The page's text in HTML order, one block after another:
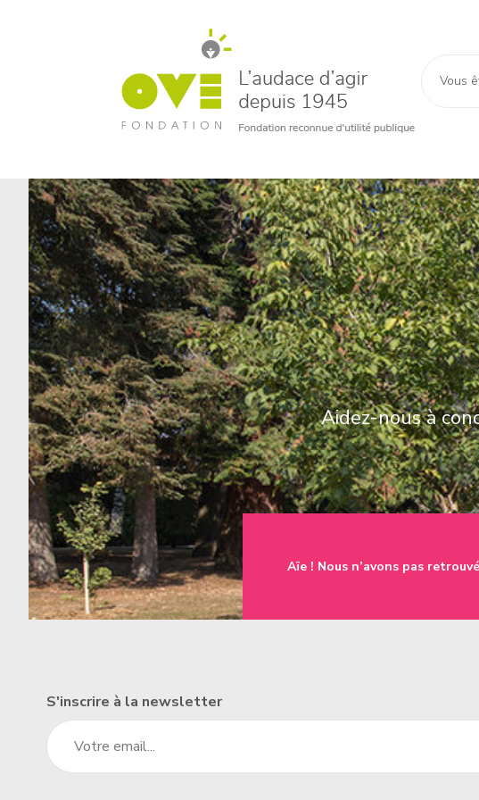
Vous
un bénévole
une famille
à l'emploi
un donateur
Aidez-nous à
Aïe ! Nous n’avons pas
S'inscrire à la newsletter